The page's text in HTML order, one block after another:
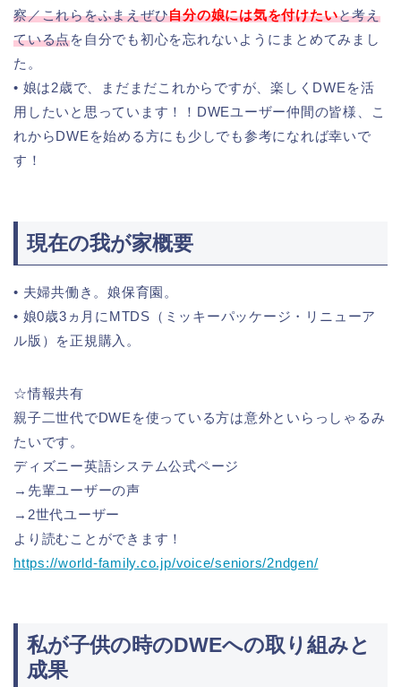
察／これらをふまえぜひ自分の娘には気を付けたいと考え
ている点を自分でも初心を忘れないようにまとめてみまし
た。
• 娘は2歳で、まだまだこれからですが、楽しくDWEを活
用したいと思っています！！DWEユーザー仲間の皆様、こ
れからDWEを始める方にも少しでも参考になれば幸いで
す！
現在の我が家概要
• 夫婦共働き。娘保育園。
• 娘0歳3ヵ月にMTDS（ミッキーパッケージ・リニューア
ル版）を正規購入。
☆情報共有
親子二世代でDWEを使っている方は意外といらっしゃるみ
たいです。
ディズニー英語システム公式ページ
→先輩ユーザーの声
→2世代ユーザー
より読むことができます！
https://world-family.co.jp/voice/seniors/2ndgen/
私が子供の時のDWEへの取り組みと
成果